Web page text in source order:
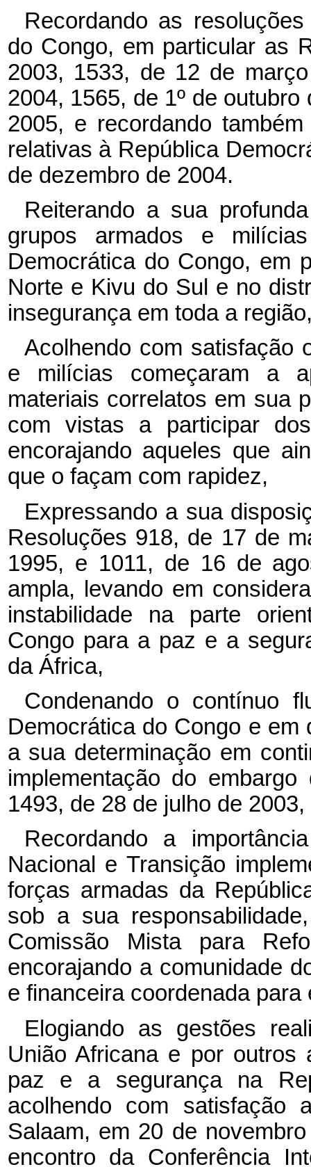
Recordando as
do Congo, em particular as
2003, 1533, de 12 de
2004, 1565, de 1º de
2005, e recordando
relativas à República
de dezembro de 2004.
Reiterando a sua
grupos armados e
Democrática do Congo, em
Norte e Kivu do Sul e no
insegurança em toda a
Acolhendo com satisfação
e milícias começaram a
materiais correlatos em sua
com vistas a participar
encorajando aqueles que
que o façam com rapidez,
Expressando a sua
Resoluções 918, de 17 de
1995, e 1011, de 16 de
ampla, levando em
instabilidade na parte
Congo para a paz e a
da África,
Condenando o contínuo
Democrática do Congo e
a sua determinação em
implementação do
1493, de 28 de julho de 2003,
Recordando a
Nacional e Transição
forças armadas da
sob a sua
Comissão Mista para
encorajando a comunidade
e financeira coordenada para
Elogiando as gestões
União Africana e por outros
paz e a segurança na
acolhendo com satisfação
Salaam, em 20 de
encontro da Conferência